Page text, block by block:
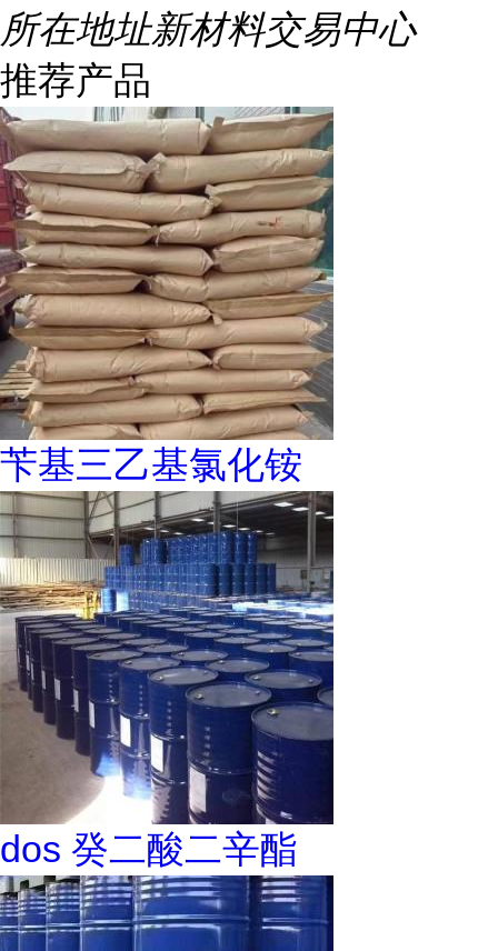
所在地址新材料交易中心
推荐产品
苄基三乙基氯化铵
dos 癸二酸二辛酯